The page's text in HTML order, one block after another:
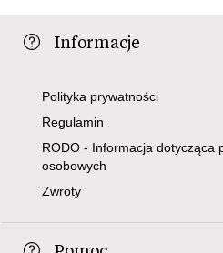
Informacje
Polityka prywatności
Regulamin
RODO - Informacja dotycząca
osobowych
Zwroty